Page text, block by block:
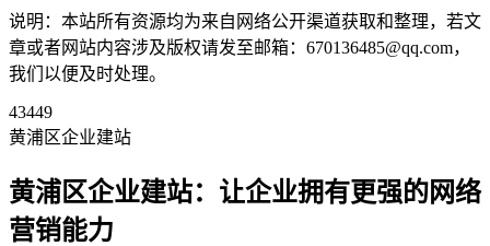
说明：本站所有资源均为来自网络公开渠道获取和整理，若文
章或者网站内容涉及版权请发至邮箱：670136485@qq.com，
我们以便及时处理。
43449
黄浦区企业建站
黄浦区企业建站：让企业拥有更强的网络
营销能力